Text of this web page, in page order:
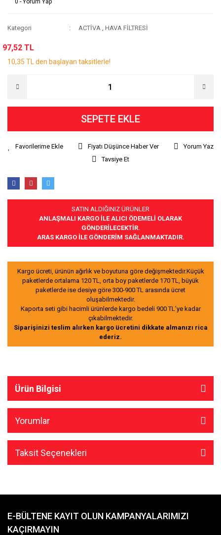
0 - Yorum Yap
Kategori ACTİVA ,HAVA FİLTRESİ
97,52 TL
10,35 TL den başlayan taksitlerle!
SEPETE EKLE
Fiyatı Düşünce Haber Ver
Yorum Yaz
Tavsiye Et
SATIN ALDIĞINIZ ÜRÜNLER
ANLAŞMALI KARGO İLE ALICI ÖDEMELİ OLARAK
GÖNDERİLECEKTİR.
ARAS KARGO İLE GÖNDERİM SAĞLANMAKTADIR.
Kargo ücreti, ürünün ağırlık ve boyutuna göre değişmektedir.Küçük
paketlerde ortalama 120 TL, orta boy paketlerde 170 TL, büyük
paketlerde ise desiye göre 300-900 TL arasında ücret
oluşabilmektedir.
Kaporta seti gibi hacimli ürünlerde kargo bedeli 900 TL’ye kadar
çıkabilmektedir.
Siparişinizi teslim alırken kargo ücretini dikkate almanızı rica
ederiz.
Ürün Bilgisi
Yorumlar
Taksit Seçenekleri
E-BÜLTENE KAYIT OLUN KAMPANYALARIMIZI
KAÇIRMAYIN